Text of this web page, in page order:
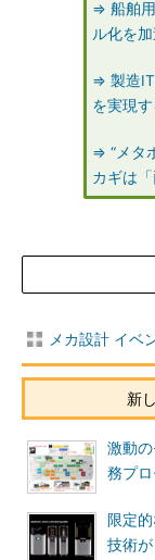
⇒ 船舶
ル化を
⇒ 製造IT
を実現
⇒ “メタ
カギは
メカ設計 イベ
新
激動
務プ
限定
技術